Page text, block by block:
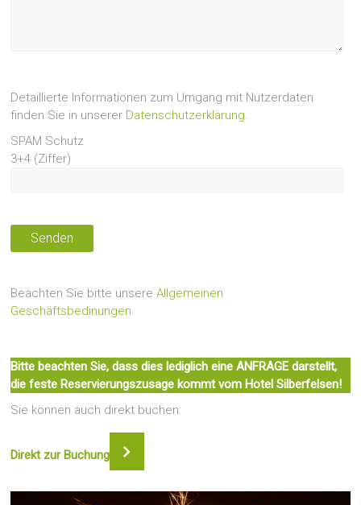
Detaillierte Informationen zum Umgang mit Nutzerdaten
finden Sie in unserer Datenschutzerklärung.
SPAM Schutz
3+4 (Ziffer)
Alternative:
Beachten Sie bitte unsereAllgemeinen
Geschäftsbedinungen.
Bitte beachten Sie, dass dies lediglich eine ANFRAGE darstellt,
die feste Reservierungszusage kommt vom Hotel Silberfelsen!
Sie können auch direkt buchen:
Direkt zur Buchung